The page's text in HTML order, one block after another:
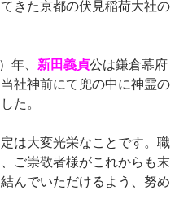
きた京都の伏見稲荷大社の
年、 新田義貞公は鎌倉幕府
社神前にて兜の中に神霊の
た。
は大変光栄なことです。職
ご崇敬者様がこれからも末
んでいただけるよう、努め